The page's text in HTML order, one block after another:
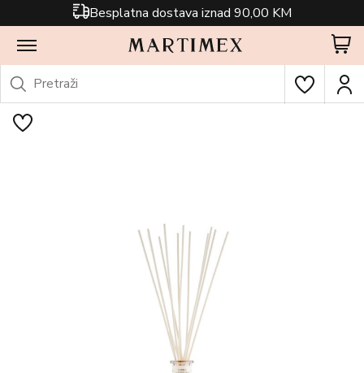
Besplatna dostava iznad 90,00 KM